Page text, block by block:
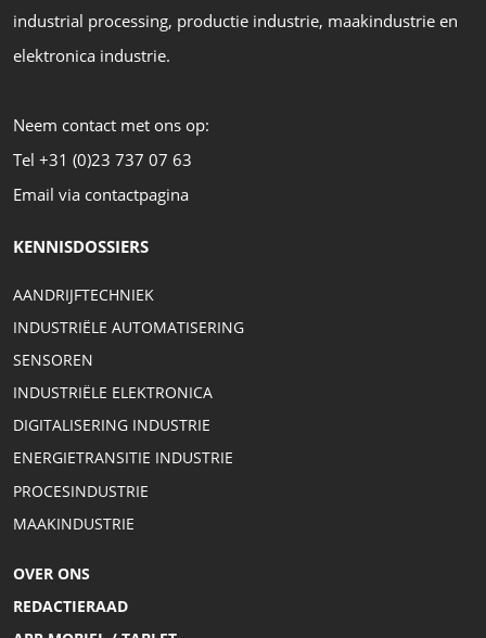
industrial processing, productie industrie, maakindustrie en
elektronica industrie.
Neem contact met ons op:
Tel +31 (0)23 737 07 63
Email via contactpagina
KENNISDOSSIERS
AANDRIJFTECHNIEK
INDUSTRIËLE AUTOMATISERING
SENSOREN
INDUSTRIËLE ELEKTRONICA
DIGITALISERING INDUSTRIE
ENERGIETRANSITIE INDUSTRIE
PROCESINDUSTRIE
MAAKINDUSTRIE
OVER ONS
REDACTIERAAD